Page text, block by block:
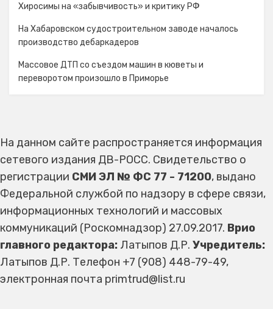
Хиросимы на «забывчивость» и критику РФ
На Хабаровском судостроительном заводе началось
производство дебаркадеров
Массовое ДТП со съездом машин в кюветы и
переворотом произошло в Приморье
На данном сайте распространяется информация
сетевого издания ДВ-РОСС. Свидетельство о
регистрации СМИ ЭЛ № ФС 77 - 71200, выдано
Федеральной службой по надзору в сфере связи,
информационных технологий и массовых
коммуникаций (Роскомнадзор) 27.09.2017. Врио
главного редактора: Латыпов Д.Р. Учредитель:
Латыпов Д.Р. Телефон +7 (908) 448-79-49,
электронная почта primtrud@list.ru